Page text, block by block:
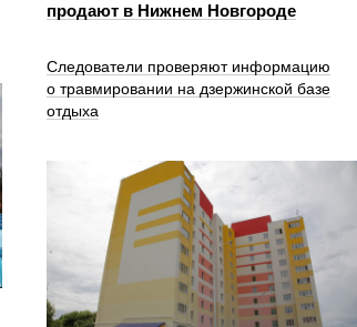
продают в Нижнем Новгороде
Следователи проверяют информацию
о травмировании на дзержинской базе
отдыха